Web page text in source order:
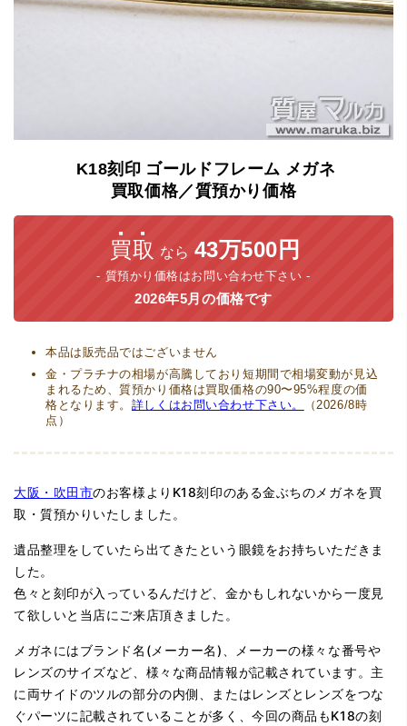
K18刻印 ゴールドフレーム メガネ
買取価格／質預かり価格
買取 なら 43万500円
質預かり価格はお問い合わせ下さい
2026年5月の価格です
本品は販売品ではございません
金・プラチナの相場が高騰しており短期間で相場変動が見込
まれるため、質預かり価格は買取価格の90〜95%程度の価
格となります。 詳しくはお問い合わせ下さい。
（2026/8時
点）
大阪・吹田市のお客様よりK18刻印のある金ぶちのメガネを買
取・質預かりいたしました。
遺品整理をしていたら出てきたという眼鏡をお持ちいただきま
した。
色々と刻印が入っているんだけど、金かもしれないから一度見
て欲しいと当店にご来店頂きました。
メガネにはブランド名(メーカー名)、メーカーの様々な番号や
レンズのサイズなど、様々な商品情報が記載されています。主
に両サイドのツルの部分の内側、またはレンズとレンズをつな
ぐパーツに記載されていることが多く、今回の商品もK18の刻